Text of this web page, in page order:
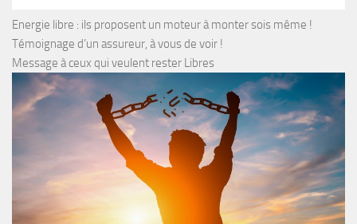
Energie libre : ils proposent un moteur à monter sois même !
Témoignage d’un assureur, à vous de voir !
Message à ceux qui veulent rester Libres